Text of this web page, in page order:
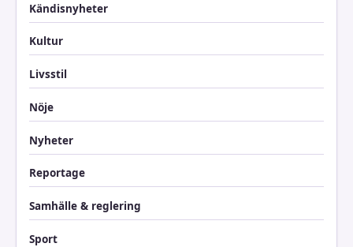
Kändisnyheter
Kultur
Livsstil
Nöje
Nyheter
Reportage
Samhälle & reglering
Sport